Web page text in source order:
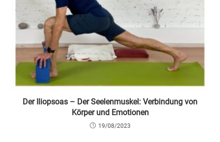
Der Iliopsoas – Der Seelenmuskel: Verbindung von
Körper und Emotionen
19/08/2023